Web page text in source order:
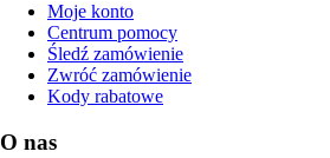
Moje konto
Centrum pomocy
Śledź zamówienie
Zwróć zamówienie
Kody rabatowe
O nas